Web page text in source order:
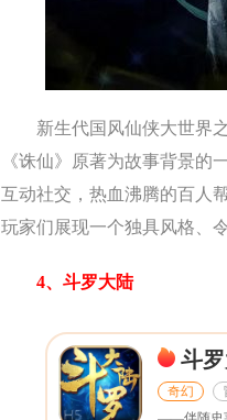
新生代国风仙侠大世界
《诛仙》原著为故事背景的
互动社交，热血沸腾的百人
玩家们展现一个独具风格、
4、斗罗大陆
斗
奇幻